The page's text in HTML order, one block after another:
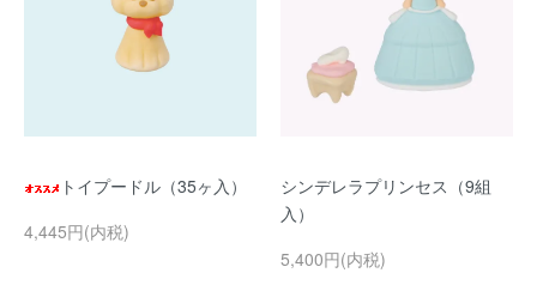
トイプードル（35ヶ入）
4,445円(内税)
シンデレラプリンセス（9組
入）
5,400円(内税)